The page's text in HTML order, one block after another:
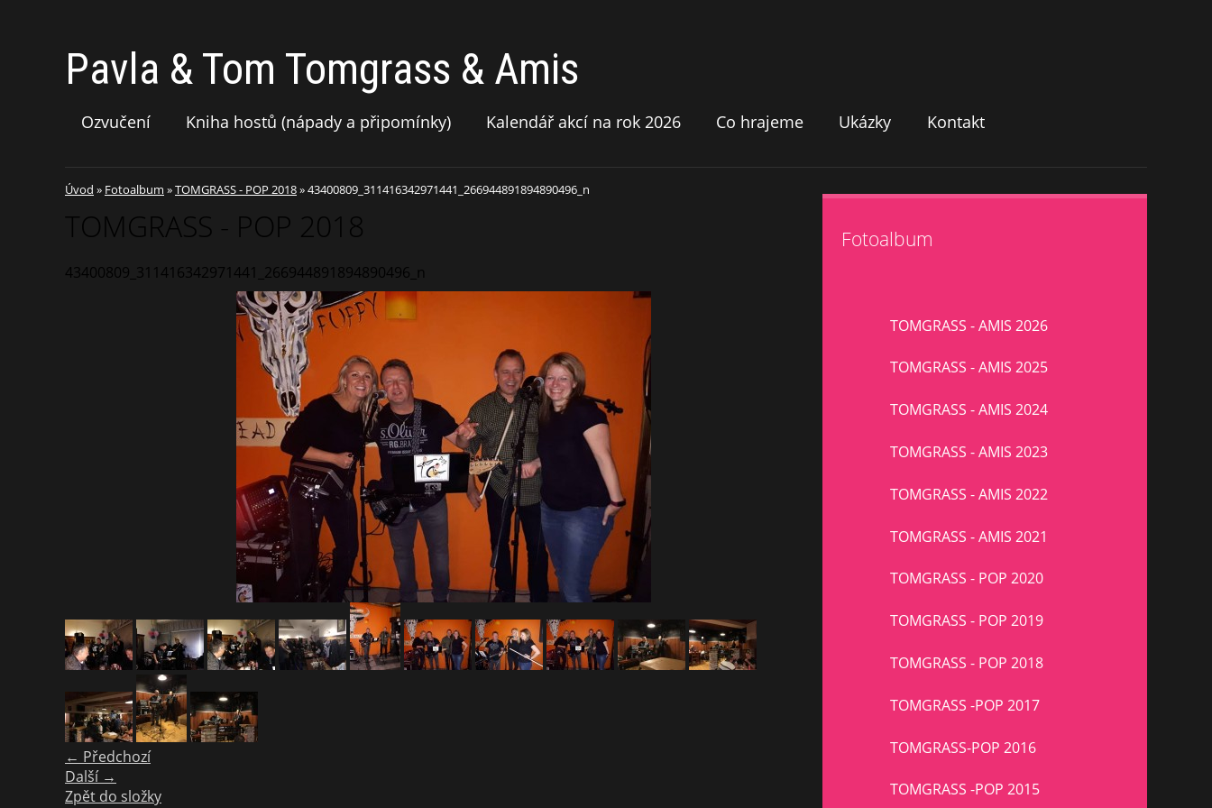
Pavla & Tom Tomgrass & Amis
Ozvučení Kniha hostů (nápady a připomínky) Kalendář akcí na rok 2026 Co hrajeme Ukázky Kontakt
Úvod » Fotoalbum »TOMGRASS - POP 2018»43400809_311416342971441_266944891894890496_n
TOMGRASS - POP 2018
43400809_311416342971441_266944891894890496_n
← Předchozí
Další →
Zpět do složky
Fotoalbum
TOMGRASS - AMIS 2026
TOMGRASS - AMIS 2025
TOMGRASS - AMIS 2024
TOMGRASS - AMIS 2023
TOMGRASS - AMIS 2022
TOMGRASS - AMIS 2021
TOMGRASS - POP 2020
TOMGRASS - POP 2019
TOMGRASS - POP 2018
TOMGRASS -POP 2017
TOMGRASS-POP 2016
TOMGRASS -POP 2015